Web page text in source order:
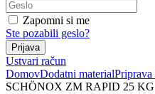
Zapomni si me
Ste pozabili geslo?
Ustvari račun
DomovDodatni materialPriprava
SCHÖNOX ZM RAPID 25 KG